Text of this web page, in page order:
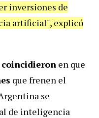
inversiones de
artificial", explicó
en que
que frenen el
se
de inteligencia